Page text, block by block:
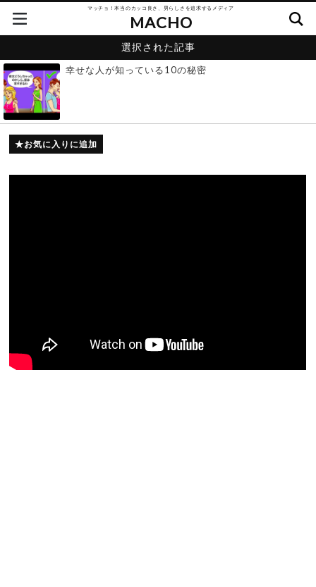
マッチョ！本当のカッコ良さ、男らしさを追求するメディア
MACHO
選択された記事
幸せな人が知っている10の秘密
お気に入りに追加